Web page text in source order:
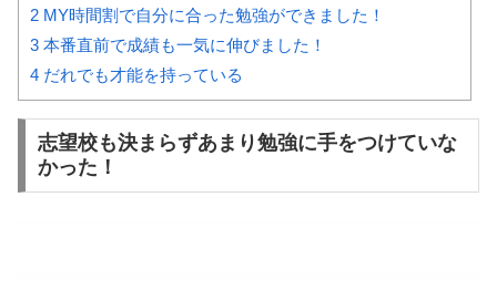
2 MY時間割で自分に合った勉強ができました！
3 本番直前で成績も一気に伸びました！
4 だれでも才能を持っている
志望校も決まらずあまり勉強に手をつけていな
かった！